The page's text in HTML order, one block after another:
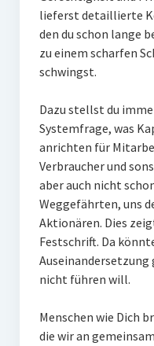
lieferst detaillierte
den du schon lange
zu einem scharfen
schwingst.
Dazu stellst du
Systemfrage, was
anrichten für
Verbraucher und
aber auch nicht
Weggefährten, uns
Aktionären. Dies
Festschrift. Da
Auseinandersetzung
nicht führen will.
Menschen wie Dich
die wir an